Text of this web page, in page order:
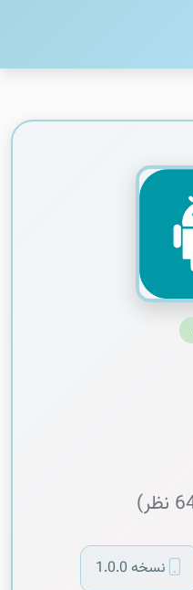
نسخه 1.0.0